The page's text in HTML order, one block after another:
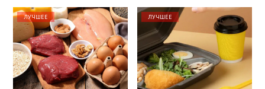
ЛУЧШЕЕ ЛУЧШЕЕ